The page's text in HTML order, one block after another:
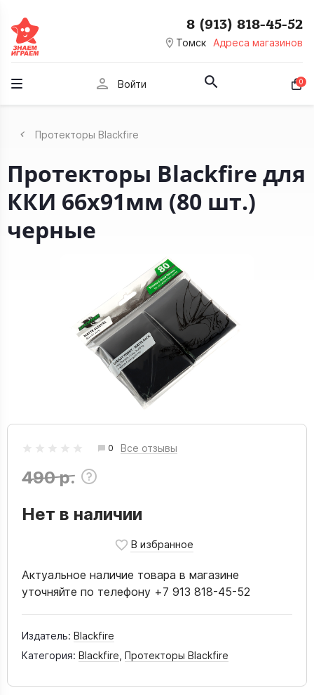
room Томск Адреса магазинов
8 (913) 818-45-52
person Войти 0
Протекторы Blackfire
Протекторы Blackfire для
ККИ 66x91мм (80 шт.)
черные
0 Все отзывы
490 р.
Нет в наличии
Актуальное наличие товара в магазине
уточняйте по телефону +7 913 818-45-52
Издатель: Blackfire
Категория: Blackfire Протекторы Blackfire